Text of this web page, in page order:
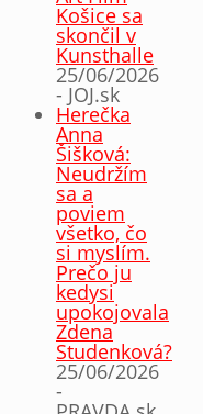
Košice sa
skončil v
Kunsthalle
25/06/2026
- JOJ.sk
Herečka
Anna
Šišková:
Neudržím
sa a
poviem
všetko, čo
si myslím.
Prečo ju
kedysi
upokojovala
Zdena
Studenková?
25/06/2026
-